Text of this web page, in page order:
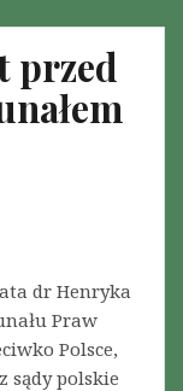
przed
dr Henryka
Praw
Polsce,
sądy polskie